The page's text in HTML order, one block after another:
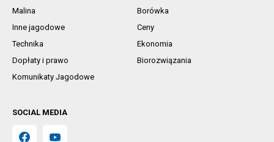
Malina
Borówka
Inne jagodowe
Ceny
Technika
Ekonomia
Dopłaty i prawo
Biorozwiązania
Komunikaty Jagodowe
SOCIAL MEDIA